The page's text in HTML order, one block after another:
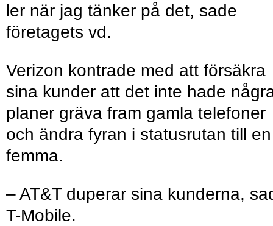
ler när jag tänker på det, sade
företagets vd.
Verizon kontrade med att försäkra
sina kunder att det inte hade
planer gräva fram gamla telefoner
och ändra fyran i statusrutan till en
femma.
– AT&T duperar sina kunderna,
T-Mobile.